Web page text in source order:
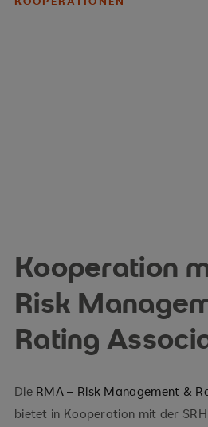
Kooperation
Risk
Rating
Die RMA – Risk Management &
bietet in Kooperation mit der